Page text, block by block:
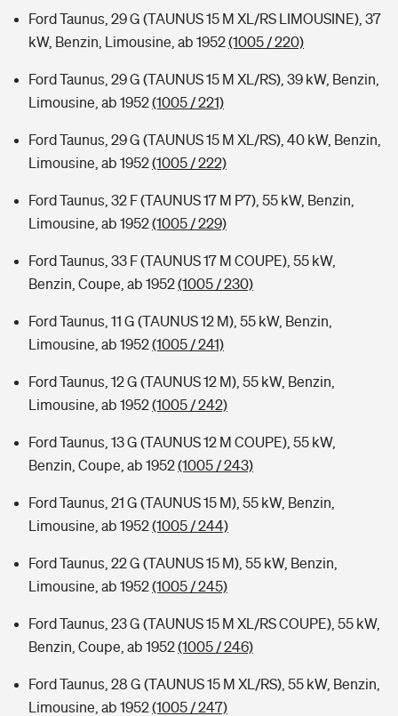
Ford Taunus, 29 G (TAUNUS 15 M XL/RS LIMOUSINE), 37
kW, Benzin, Limousine, ab 1952(1005 / 220)
Ford Taunus, 29 G (TAUNUS 15 M XL/RS), 39 kW, Benzin,
Limousine, ab 1952(1005 / 221)
Ford Taunus, 29 G (TAUNUS 15 M XL/RS), 40 kW, Benzin,
Limousine, ab 1952(1005 / 222)
Ford Taunus, 32 F (TAUNUS 17 M P7), 55 kW, Benzin,
Limousine, ab 1952(1005 / 229)
Ford Taunus, 33 F (TAUNUS 17 M COUPE), 55 kW,
Benzin, Coupe, ab 1952(1005 / 230)
Ford Taunus, 11 G (TAUNUS 12 M), 55 kW, Benzin,
Limousine, ab 1952(1005 / 241)
Ford Taunus, 12 G (TAUNUS 12 M), 55 kW, Benzin,
Limousine, ab 1952(1005 / 242)
Ford Taunus, 13 G (TAUNUS 12 M COUPE), 55 kW,
Benzin, Coupe, ab 1952(1005 / 243)
Ford Taunus, 21 G (TAUNUS 15 M), 55 kW, Benzin,
Limousine, ab 1952(1005 / 244)
Ford Taunus, 22 G (TAUNUS 15 M), 55 kW, Benzin,
Limousine, ab 1952(1005 / 245)
Ford Taunus, 23 G (TAUNUS 15 M XL/RS COUPE), 55 kW,
Benzin, Coupe, ab 1952(1005 / 246)
Ford Taunus, 28 G (TAUNUS 15 M XL/RS), 55 kW, Benzin,
Limousine, ab 1952(1005 / 247)